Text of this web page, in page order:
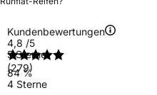
Kundenbewertungen
4,8 /5
(279)
5 Sterne
84 %
4 Sterne